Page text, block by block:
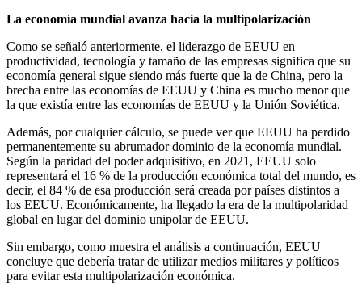
La economía mundial avanza hacia la multipolarización
Como se señaló anteriormente, el liderazgo de EEUU en
productividad, tecnología y tamaño de las empresas significa que su
economía general sigue siendo más fuerte que la de China, pero la
brecha entre las economías de EEUU y China es mucho menor que
la que existía entre las economías de EEUU y la Unión Soviética.
Además, por cualquier cálculo, se puede ver que EEUU ha perdido
permanentemente su abrumador dominio de la economía mundial.
Según la paridad del poder adquisitivo, en 2021, EEUU solo
representará el 16 % de la producción económica total del mundo, es
decir, el 84 % de esa producción será creada por países distintos a
los EEUU. Económicamente, ha llegado la era de la multipolaridad
global en lugar del dominio unipolar de EEUU.
Sin embargo, como muestra el análisis a continuación, EEUU
concluye que debería tratar de utilizar medios militares y políticos
para evitar esta multipolarización económica.